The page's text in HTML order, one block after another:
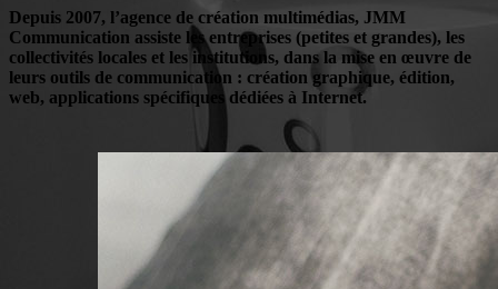
Depuis 2007, l’agence de création multimédias, JMM
Communication assiste les entreprises (petites et grandes), les
collectivités locales et les institutions, dans la mise en œuvre de
leurs outils de communication : création graphique, édition,
web, applications spécifiques dédiées à Internet.